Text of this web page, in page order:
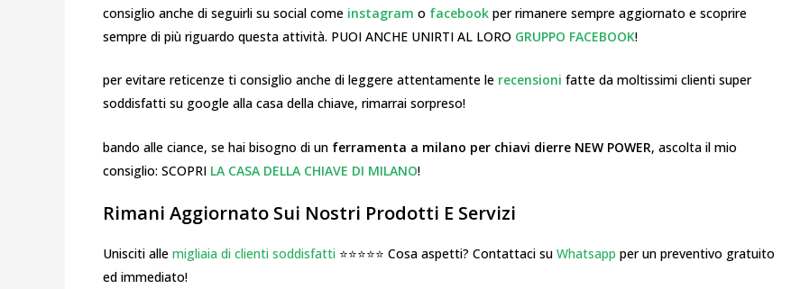
consiglio anche di seguirli su social come instagram o facebook per rimanere sempre aggiornato e scoprire
sempre di più riguardo questa attività. PUOI ANCHE UNIRTI AL LORO GRUPPO FACEBOOK!
per evitare reticenze ti consiglio anche di leggere attentamente le recensioni fatte da moltissimi clienti super
soddisfatti su google alla casa della chiave, rimarrai sorpreso!
bando alle ciance, se hai bisogno di un ferramenta a milano per chiavi dierre NEW POWER, ascolta il mio
consiglio: SCOPRI LA CASA DELLA CHIAVE DI MILANO!
Rimani Aggiornato Sui Nostri Prodotti E Servizi
Unisciti alle migliaia di clienti soddisfatti ⭐⭐⭐⭐⭐ Cosa aspetti? Contattaci su Whatsapp per un preventivo gratuito
ed immediato!